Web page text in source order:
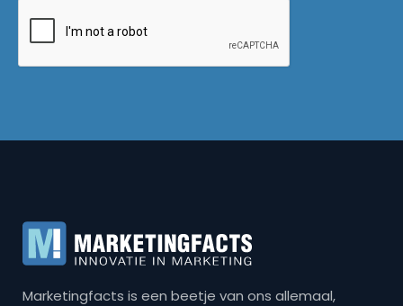
Marketingfacts is een beetje van ons allemaal,